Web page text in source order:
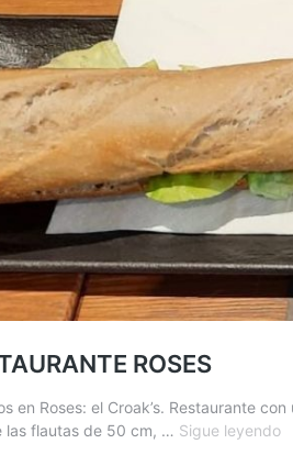
ROSES
en Roses: el Croak’s. Restaurante
las flautas de 50 cm, … Sigue leyendo